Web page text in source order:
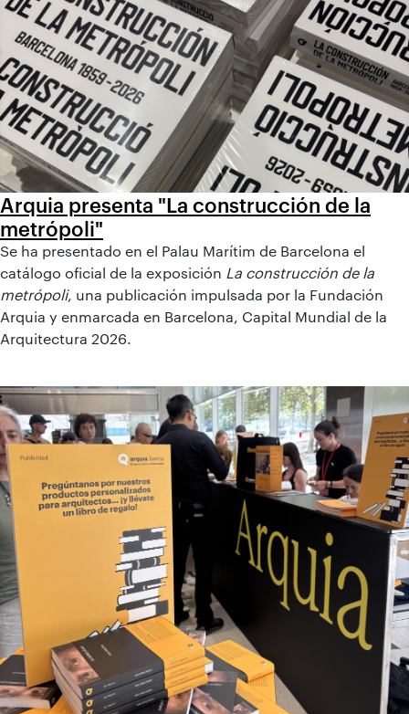
Arquia presenta "La construcción de la
metrópoli"
Se ha presentado en el Palau Marítim de Barcelona el
catálogo oficial de la exposición La construcción de la
metrópoli, una publicación impulsada por la Fundación
Arquia y enmarcada en Barcelona, Capital Mundial de la
Arquitectura 2026.